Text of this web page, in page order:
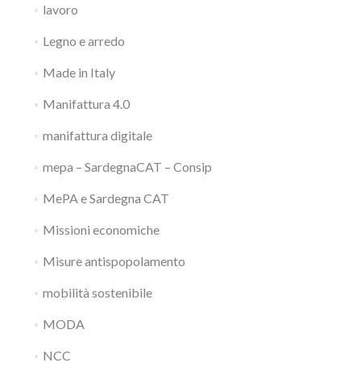
lavoro
Legno e arredo
Made in Italy
Manifattura 4.0
manifattura digitale
mepa – SardegnaCAT – Consip
MePA e Sardegna CAT
Missioni economiche
Misure antispopolamento
mobilità sostenibile
MODA
NCC